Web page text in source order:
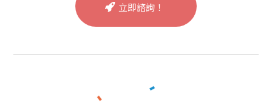
立即諮詢！